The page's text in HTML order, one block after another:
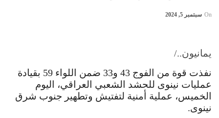
On سبتمبر 5, 2024
يمانيون../
نفذت قوة من الفوج 43 و33 ضمن اللواء 59 بقيادة
عمليات نينوى للحشد الشعبي العراقي، اليوم
الخميس، عملية أمنية لتفتيش وتطهير جنوب شرق
نينوى.